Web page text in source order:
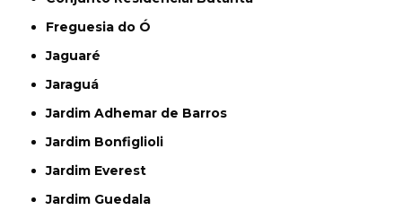
Freguesia do Ó
Jaguaré
Jaraguá
Jardim Adhemar de Barros
Jardim Bonfiglioli
Jardim Everest
Jardim Guedala